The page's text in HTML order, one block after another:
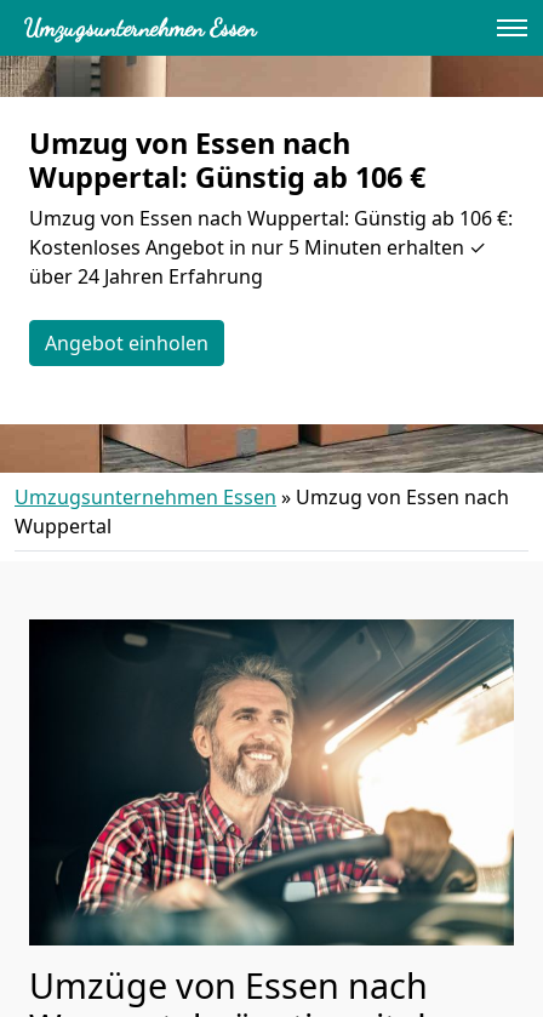
Umzugsunternehmen Essen
Umzug von Essen nach
Wuppertal: Günstig ab 106 €
Umzug von Essen nach Wuppertal: Günstig ab 106 €:
Kostenloses Angebot in nur 5 Minuten erhalten ✓
über 24 Jahren Erfahrung
Angebot einholen
Umzugsunternehmen Essen » Umzug von Essen nach
Wuppertal
Umzüge von Essen nach